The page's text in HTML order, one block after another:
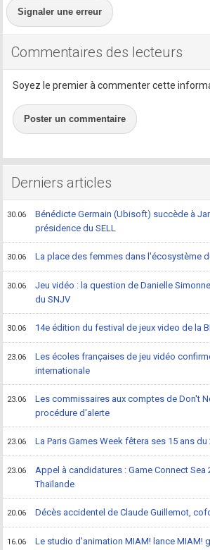
Signaler une erreur
Commentaires des lecteurs
Soyez le premier à commenter cette
Poster un commentaire
Derniers articles
30.06
Bénédicte Germain (Ubisoft) succède à
présidence du SELL
30.06 La place des femmes dans l'écosystème
30.06
Jeu vidéo : la question de Danielle
du SNJV
30.06 14e édition du festival de jeux video de la
23.06
Les écoles françaises de jeu vidéo
internationale
23.06
Les commissaires aux comptes de Don't
procédure d'alerte
23.06 La Paris Games Week fêtera ses 15 ans
23.06
Appel à candidatures : Game Connect Sea
Thaïlande
20.06 Décès accidentel de Claude Guillemot,
16.06 Le studio d'animation MIAM! lance MIAM!